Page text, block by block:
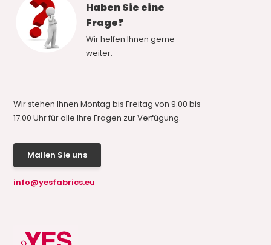
Haben Sie eine
Frage?
Wir helfen Ihnen gerne
weiter.
Wir stehen Ihnen Montag bis Freitag von 9.00 bis
17.00 Uhr für alle Ihre Fragen zur Verfügung.
Mailen Sie uns
info@yesfabrics.eu